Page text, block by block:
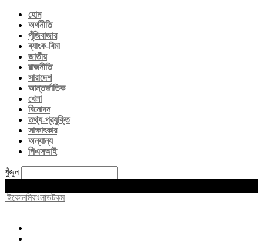
হোম
অর্থনীতি
পুঁজিবাজার
ব্যাংক-বিমা
জাতীয়
রাজনীতি
সারাদেশ
আন্তর্জাতিক
খেলা
বিনোদন
তথ্য-প্রযুক্তি
সাক্ষাৎকার
অন্যান্য
পিএসআই
খুঁজুন
ইকোনমিবাংলাডটকম